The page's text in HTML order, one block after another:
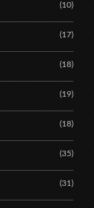
(10)
(17)
(18)
(19)
(18)
(35)
(31)